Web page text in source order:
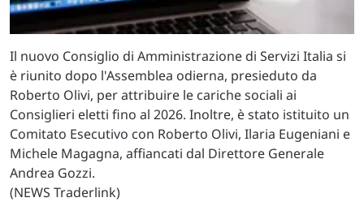
Il nuovo Consiglio di Amministrazione di Servizi Italia si
è riunito dopo l'Assemblea odierna, presieduto da
Roberto Olivi, per attribuire le cariche sociali ai
Consiglieri eletti fino al 2026. Inoltre, è stato istituito un
Comitato Esecutivo con Roberto Olivi, Ilaria Eugeniani e
Michele Magagna, affiancati dal Direttore Generale
Andrea Gozzi.
(NEWS Traderlink)